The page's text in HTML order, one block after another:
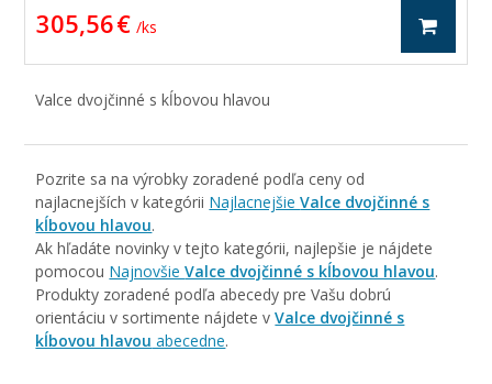
305,56 € / ks
Valce dvojčinné s kĺbovou hlavou
Pozrite sa na výrobky zoradené podľa ceny od
najlacnejších v kategórii NajlacnejšieValce dvojčinné s
kĺbovou hlavou.
Ak hľadáte novinky v tejto kategórii, najlepšie je nájdete
pomocou NajnovšieValce dvojčinné s kĺbovou hlavou.
Produkty zoradené podľa abecedy pre Vašu dobrú
orientáciu v sortimente nájdete vValce dvojčinné s
kĺbovou hlavou abecedne.